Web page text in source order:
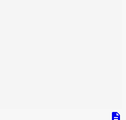
description